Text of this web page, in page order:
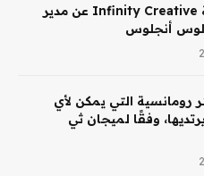
تبحث وكالة Infinity Creative عن مدير
أنجلوس
رومانسية التي يمكن لأي
وفقًا لميجان ثي